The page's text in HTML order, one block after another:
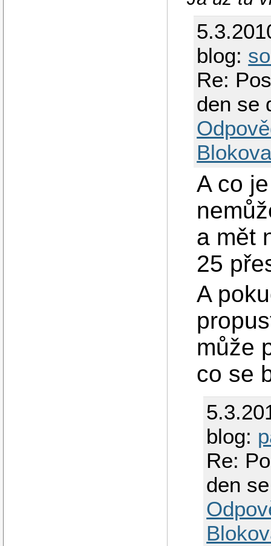
blog:
Re:
den se
A co
a mět
25
A
může
co se
blog:
Re:
den